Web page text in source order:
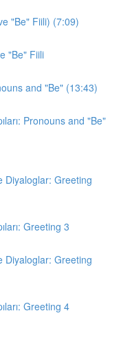
"Be" Fiili) (7:09)
"Be" Fiili
and "Be" (13:43)
Pronouns and "Be"
Diyaloglar: Greeting
Greeting 3
Diyaloglar: Greeting
Greeting 4